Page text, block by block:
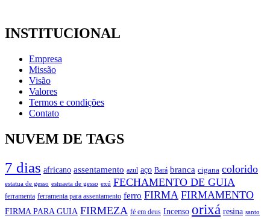
INSTITUCIONAL
Empresa
Missão
Visão
Valores
Termos e condições
Contato
NUVEM DE TAGS
7 dias africano assentamento azul aço Bará branca cigana colorido
estatua de gesso estuaeta de gesso exú FECHAMENTO DE GUIA
ferramenta ferramenta para assentamento ferro FIRMA FIRMAMENTO
FIRMA PARA GUIA FIRMEZA fé em deus Incenso orixá resina santo